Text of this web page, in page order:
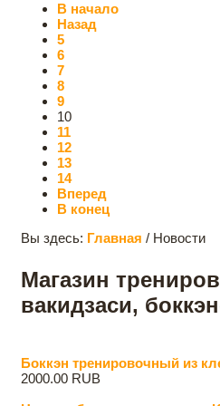
В начало
Назад
5
6
7
8
9
10
11
12
13
14
Вперед
В конец
Вы здесь: Главная / Новости
Магазин
вакидзаси,
Боккэн тренировочный из
2000.00 RUB